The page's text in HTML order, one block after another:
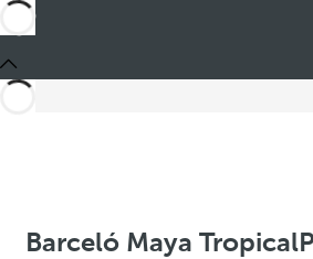
Barceló Maya